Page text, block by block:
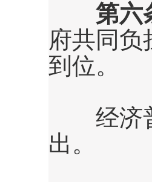
第六
府共同负
到位。
经济普
出。